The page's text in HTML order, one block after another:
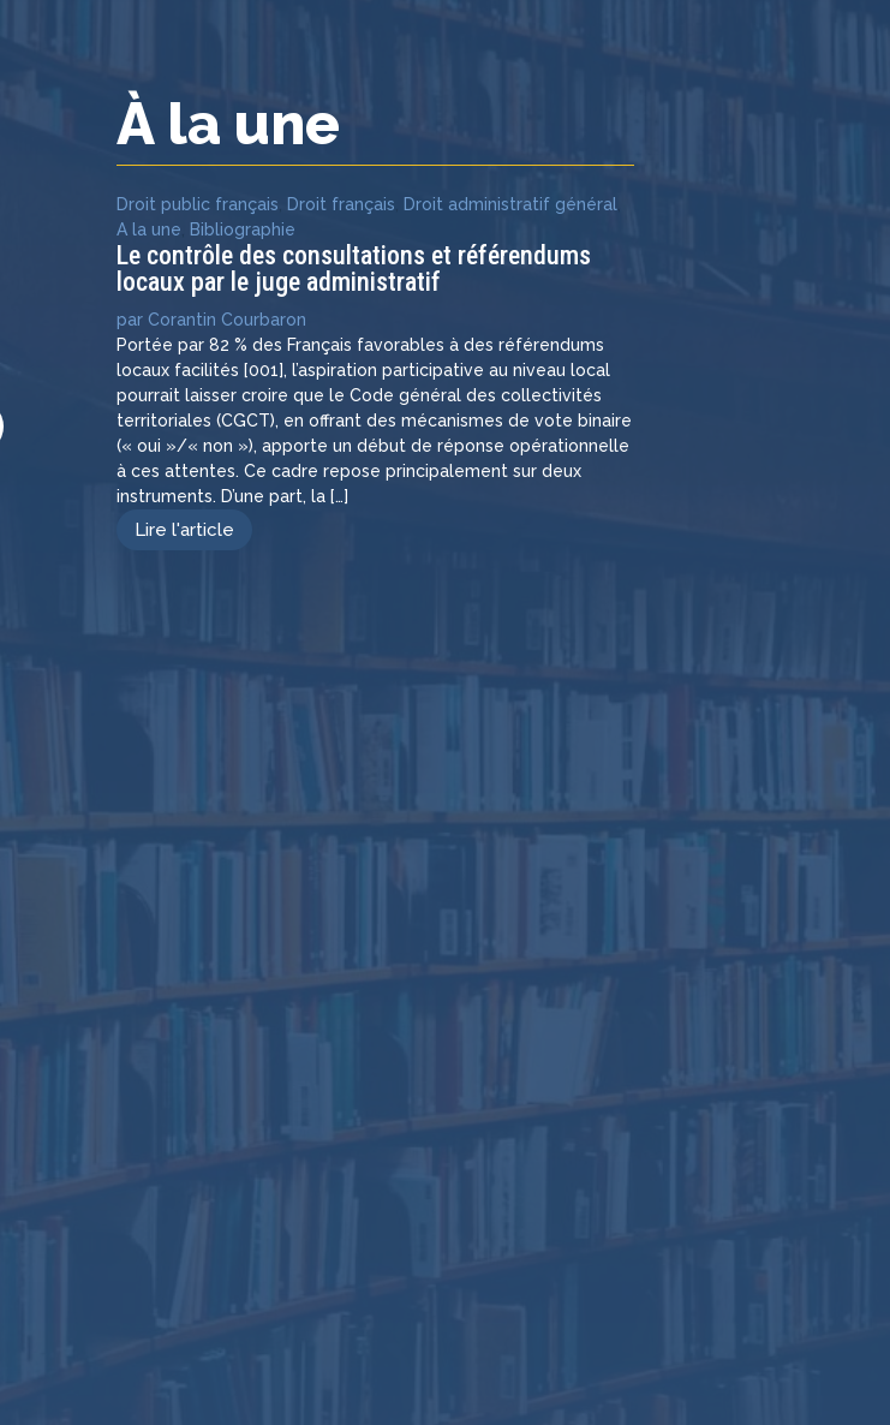
À la une
Droit public français Droit français Droit administratif général
A la une
Bibliographie
Le contrôle des consultations et référendums
locaux par le juge administratif
par Corantin Courbaron
Portée par 82 % des Français favorables à des référendums
locaux facilités [001], l’aspiration participative au niveau local
pourrait laisser croire que le Code général des collectivités
territoriales (CGCT), en offrant des mécanismes de vote binaire
(« oui »/« non »), apporte un début de réponse opérationnelle
à ces attentes. Ce cadre repose principalement sur deux
instruments. D’une part, la […]
Lire l'article